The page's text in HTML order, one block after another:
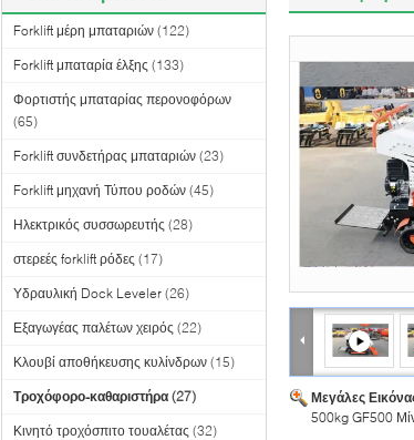
Forklift μέρη μπαταριών (122)
Forklift μπαταρία έλξης (133)
Φορτιστής μπαταρίας περονοφόρων
(65)
Forklift συνδετήρας μπαταριών (23)
Forklift μηχανή Τύπου ροδών (45)
Ηλεκτρικός συσσωρευτής (28)
στερεές forklift ρόδες (17)
Υδραυλική Dock Leveler (26)
Εξαγωγέας παλέτων χειρός (22)
Κλουβί αποθήκευσης κυλίνδρων (15)
Τροχόφορο-καθαριστήρα (27)
Κινητό τροχόσπιτο τουαλέτας (32)
Μεγάλες
500kg GF500